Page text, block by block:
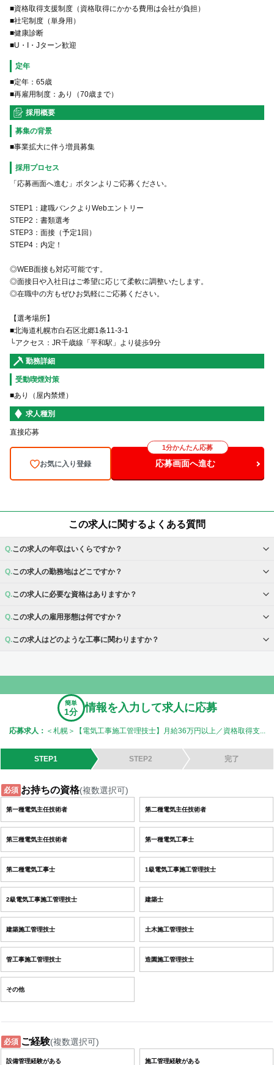
■資格取得支援制度（資格取得にかかる費用は会社が負担）
■社宅制度（単身用）
■健康診断
定年
■定年：65歳
■再雇用制度：あり（70歳まで）
採用概要
募集の背景
■事業拡大に伴う増員募集
採用プロセス
「応募画面へ進む」ボタンよりご応募ください。
STEP1：建職バンクよりWebエントリー
STEP2：書類選考
STEP3：面接（予定1回）
STEP4：内定！
◎WEB面接も対応可能です。
◎面接日や入社日はご希望に応じて柔軟に調整いたします。
◎在職中の⽅もぜひお気軽にご応募ください。
【選考場所】
■北海道札幌市白石区北郷1条11-3-1
└アクセス：JR千歳線「平和駅」より徒歩9分
勤務詳細
受動喫煙対策
■あり（屋内禁煙）
求人種別
直接応募
お気に入り登録 応募画面へ進む
1分かんたん応募
この求人に関するよくある質問
この求人の年収はいくらですか？
この求人の勤務地はどこですか？
この求人に必要な資格はありますか？
この求人の雇用形態は何ですか？
この求人はどのような工事に関わりますか？
簡単
1分 情報を入力して求人に応募
応募求人： ＜札幌＞【電気工事施工管理技士】月給36万円以上／資格取得支...
STEP1 STEP2 完了
必須 お持ちの資格(複数選択可)
第一種電気主任技術者 第二種電気主任技術者
第三種電気主任技術者 第一種電気工事士
第二種電気工事士 1級電気工事施工管理技士
2級電気工事施工管理技士 建築士
建築施工管理技士 土木施工管理技士
管工事施工管理技士 造園施工管理技士
その他
必須 ご経験(複数選択可)
設備管理経験がある 施工管理経験がある